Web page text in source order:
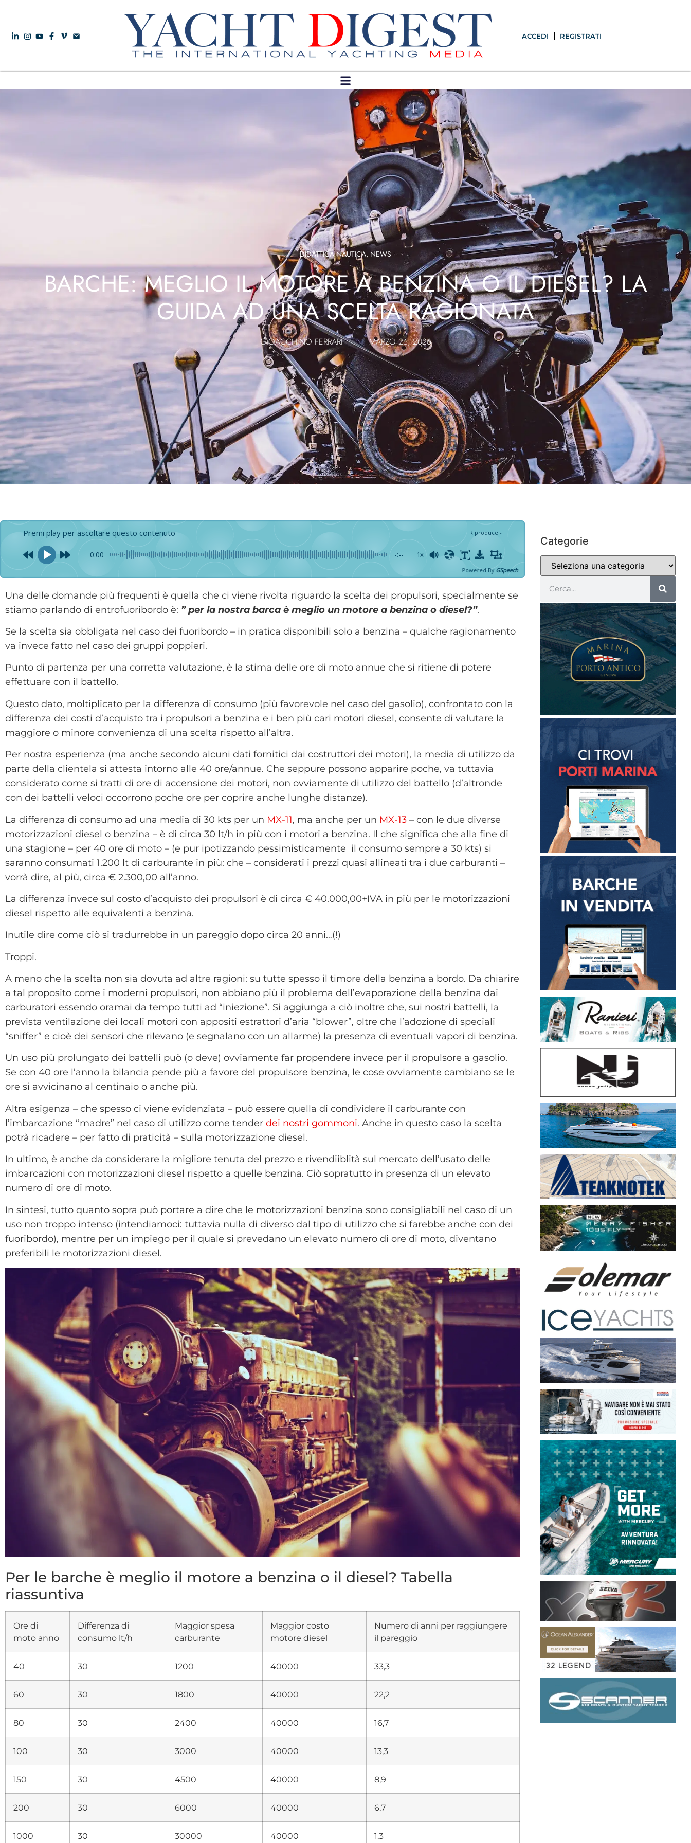
ACCEDI REGISTRATI
DIDATTICA NAUTICA, NEWS
BARCHE: MEGLIO IL MOTORE A BENZINA O IL DIESEL? LA
GUIDA AD UNA SCELTA RAGIONATA
GIOACCHINO FERRARI MARZO 26, 2026
Premi play per ascoltare questo contenuto Riproduce:-
0:00 -:-- 1x
Powered By GSpeech
Una delle domande più frequenti è quella che ci viene rivolta riguardo la scelta dei propulsori, specialmente se
stiamo parlando di entrofuoribordo è: ” per la nostra barca è meglio un motore a benzina o diesel?”.
Se la scelta sia obbligata nel caso dei fuoribordo – in pratica disponibili solo a benzina – qualche ragionamento
va invece fatto nel caso dei gruppi poppieri.
Punto di partenza per una corretta valutazione, è la stima delle ore di moto annue che si ritiene di potere
effettuare con il battello.
Questo dato, moltiplicato per la differenza di consumo (più favorevole nel caso del gasolio), confrontato con la
differenza dei costi d’acquisto tra i propulsori a benzina e i ben più cari motori diesel, consente di valutare la
maggiore o minore convenienza di una scelta rispetto all’altra.
Per nostra esperienza (ma anche secondo alcuni dati fornitici dai costruttori dei motori), la media di utilizzo da
parte della clientela si attesta intorno alle 40 ore/annue. Che seppure possono apparire poche, va tuttavia
considerato come si tratti di ore di accensione dei motori, non ovviamente di utilizzo del battello (d’altronde
con dei battelli veloci occorrono poche ore per coprire anche lunghe distanze).
La differenza di consumo ad una media di 30 kts per un MX-11, ma anche per un MX-13 – con le due diverse
motorizzazioni diesel o benzina – è di circa 30 lt/h in più con i motori a benzina. Il che significa che alla fine di
una stagione – per 40 ore di moto – (e pur ipotizzando pessimisticamente il consumo sempre a 30 kts) si
saranno consumati 1.200 lt di carburante in più: che – considerati i prezzi quasi allineati tra i due carburanti –
vorrà dire, al più, circa € 2.300,00 all’anno.
La differenza invece sul costo d’acquisto dei propulsori è di circa € 40.000,00+IVA in più per le motorizzazioni
diesel rispetto alle equivalenti a benzina.
Inutile dire come ciò si tradurrebbe in un pareggio dopo circa 20 anni…(!)
Troppi.
A meno che la scelta non sia dovuta ad altre ragioni: su tutte spesso il timore della benzina a bordo. Da chiarire
a tal proposito come i moderni propulsori, non abbiano più il problema dell’evaporazione della benzina dai
carburatori essendo oramai da tempo tutti ad “iniezione”. Si aggiunga a ciò inoltre che, sui nostri battelli, la
prevista ventilazione dei locali motori con appositi estrattori d’aria “blower”, oltre che l’adozione di speciali
“sniffer” e cioè dei sensori che rilevano (e segnalano con un allarme) la presenza di eventuali vapori di benzina.
Un uso più prolungato dei battelli può (o deve) ovviamente far propendere invece per il propulsore a gasolio.
Se con 40 ore l’anno la bilancia pende più a favore del propulsore benzina, le cose ovviamente cambiano se le
ore si avvicinano al centinaio o anche più.
Altra esigenza – che spesso ci viene evidenziata – può essere quella di condividere il carburante con
l’imbarcazione “madre” nel caso di utilizzo come tender dei nostri gommoni. Anche in questo caso la scelta
potrà ricadere – per fatto di praticità – sulla motorizzazione diesel.
In ultimo, è anche da considerare la migliore tenuta del prezzo e rivendiiblità sul mercato dell’usato delle
imbarcazioni con motorizzazioni diesel rispetto a quelle benzina. Ciò sopratutto in presenza di un elevato
numero di ore di moto.
In sintesi, tutto quanto sopra può portare a dire che le motorizzazioni benzina sono consigliabili nel caso di un
uso non troppo intenso (intendiamoci: tuttavia nulla di diverso dal tipo di utilizzo che si farebbe anche con dei
fuoribordo), mentre per un impiego per il quale si prevedano un elevato numero di ore di moto, diventano
preferibili le motorizzazioni diesel.
Per le barche è meglio il motore a benzina o il diesel? Tabella
riassuntiva
Ore di
moto anno
Differenza di
consumo lt/h
Maggior spesa
carburante
Maggior costo
motore diesel
Numero di anni per raggiungere
il pareggio
40 30 1200 40000 33,3
60 30 1800 40000 22,2
80 30 2400 40000 16,7
100 30 3000 40000 13,3
150 30 4500 40000 8,9
200 30 6000 40000 6,7
1000 30 30000 40000 1,3
Categorie